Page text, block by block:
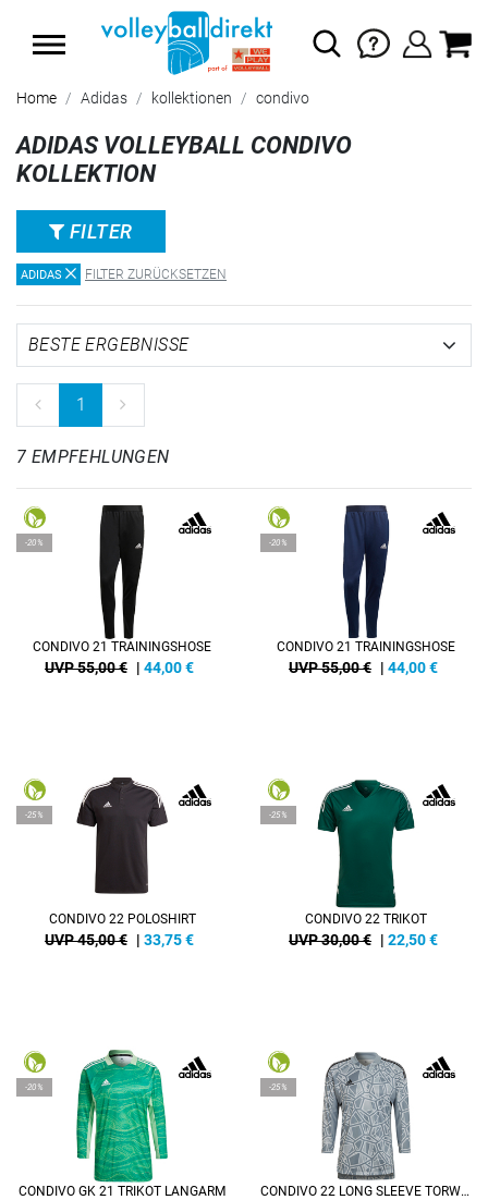
SUMMER SALE: SPARE BIS ZU 65%
Home Adidas kollektionen condivo
ADIDAS VOLLEYBALL CONDIVO
KOLLEKTION
FILTER
ADIDAS FILTER ZURÜCKSETZEN
1
7 EMPFEHLUNGEN
-20%
CONDIVO 21 TRAININGSHOSE
UVP 55,00 € | 44,00€
-20%
CONDIVO 21 TRAININGSHOSE
UVP 55,00 € | 44,00€
-25%
CONDIVO 22 POLOSHIRT
UVP 45,00 € | 33,75€
-25%
CONDIVO 22 TRIKOT
UVP 30,00 € | 22,50€
-20%
CONDIVO GK 21 TRIKOT LANGARM
-25%
CONDIVO 22 LONG SLEEVE TORWARTTRIKOT